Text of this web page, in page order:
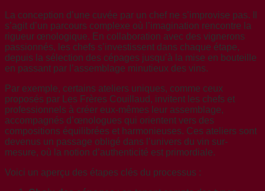
La conception d’une cuvée par un chef ne s’improvise pas. Il
s’agit d’un parcours complexe où l’imagination rencontre la
rigueur œnologique. En collaboration avec des vignerons
passionnés, les chefs s’investissent dans chaque étape,
depuis la sélection des cépages jusqu’à la mise en bouteille
en passant par l’assemblage minutieux des vins.
Par exemple, certains ateliers uniques, comme ceux
proposés par Les Frères Couillaud, invitent les chefs et
professionnels à créer eux-mêmes leur assemblage,
accompagnés d’œnologues qui orientent vers des
compositions équilibrées et harmonieuses. Ces ateliers sont
devenus un passage obligé dans l’univers du vin sur-
mesure, où la notion d’authenticité est primordiale.
Voici un aperçu des étapes clés du processus :